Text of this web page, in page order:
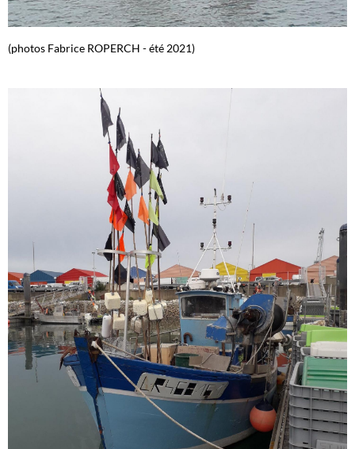
(photos Fabrice ROPERCH - été 2021)